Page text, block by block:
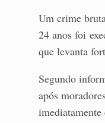
Um crime
24 anos foi
que levanta
Segundo
após